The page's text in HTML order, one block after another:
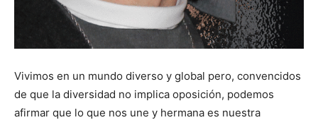
Vivimos en un mundo diverso y global pero, convencidos
de que la diversidad no implica oposición, podemos
afirmar que lo que nos une y hermana es nuestra